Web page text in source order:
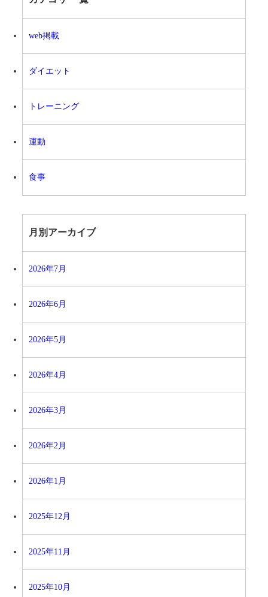
web掲載
ダイエット
トレーニング
運動
食事
月別アーカイブ
2026年7月
2026年6月
2026年5月
2026年4月
2026年3月
2026年2月
2026年1月
2025年12月
2025年11月
2025年10月